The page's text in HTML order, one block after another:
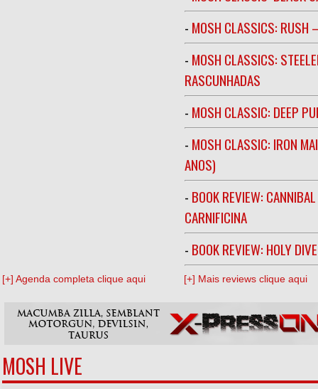
- MOSH CLASSICS: RUSH
- MOSH CLASSICS:
RASCUNHADAS
- MOSH CLASSIC: DEEP
- MOSH CLASSIC: IRON
ANOS)
- BOOK REVIEW:
CARNIFICINA
- BOOK REVIEW: HOLY
[+] Agenda completa clique aqui [+] Mais reviews clique aqui
MOSH LIVE